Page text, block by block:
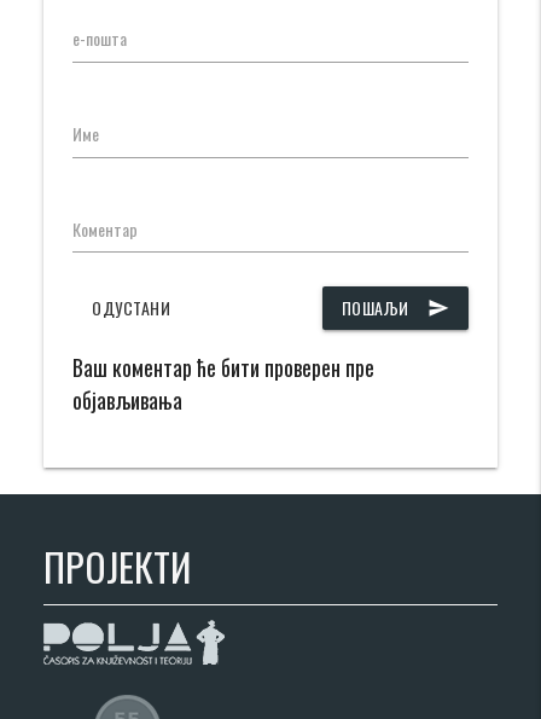
е-пошта
Име
Коментар
ПОШАЉИ send
ОДУСТАНИ
Ваш коментар ће бити проверен пре
објављивања
ПРОЈЕКТИ